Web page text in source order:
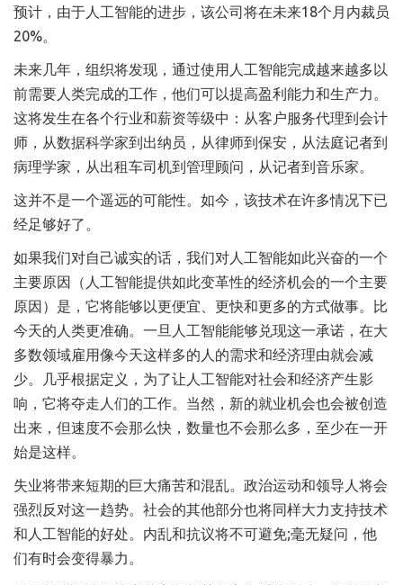
预计，由于人工智能的进步，该公司将在未来18个月内裁员
20%。
未来几年，组织将发现，通过使用人工智能完成越来越多以
前需要人类完成的工作，他们可以提高盈利能力和生产力。
这将发生在各个行业和薪资等级中：从客户服务代理到会计
师，从数据科学家到出纳员，从律师到保安，从法庭记者到
病理学家，从出租车司机到管理顾问，从记者到音乐家。
这并不是一个遥远的可能性。如今，该技术在许多情况下已
经足够好了。
如果我们对自己诚实的话，我们对人工智能如此兴奋的一个
主要原因（人工智能提供如此变革性的经济机会的一个主要
原因）是，它将能够以更便宜、更快和更多的方式做事。比
今天的人类更准确。一旦人工智能能够兑现这一承诺，在大
多数领域雇用像今天这样多的人的需求和经济理由就会减
少。几乎根据定义，为了让人工智能对社会和经济产生影
响，它将夺走人们的工作。当然，新的就业机会也会被创造
出来，但速度不会那么快，数量也不会那么多，至少在一开
始是这样。
失业将带来短期的巨大痛苦和混乱。政治运动和领导人将会
强烈反对这一趋势。社会的其他部分也将同样大力支持技术
和人工智能的好处。内乱和抗议将不可避免;毫无疑问，他
们有时会变得暴力。